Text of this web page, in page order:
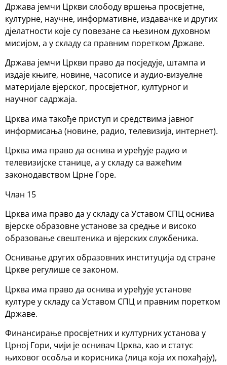
Држава јемчи Цркви слободу вршења просвјетне,
културне, научне, информативне, издавачке и других
дјелатности које су повезане са њезином духовном
мисијом, а у складу са правним поретком Државе.
Држава јемчи Цркви право да посједује, штампа и
издаје књиге, новине, часописе и аудио-визуелне
материјале вјерског, просвјетног, културног и
научног садржаја.
Црква има такође приступ и средствима јавног
информисања (новине, радио, телевизија, интернет).
Црква има право да оснива и уређује радио и
телевизијске станице, а у складу са важећим
законодавством Црне Горе.
Члан 15
Црква има право да у складу са Уставом СПЦ оснива
вјерске образовне установе за средње и високо
образовање свештеника и вјерских службеника.
Оснивање других образовних институција од стране
Цркве регулише се законом.
Црква има право да оснива и уређује установе
културе у складу са Уставом СПЦ и правним поретком
Државе.
Финансирање просвјетних и културних установа у
Црној Гори, чији је оснивач Црква, као и статус
њиховог особља и корисника (лица која их похађају),